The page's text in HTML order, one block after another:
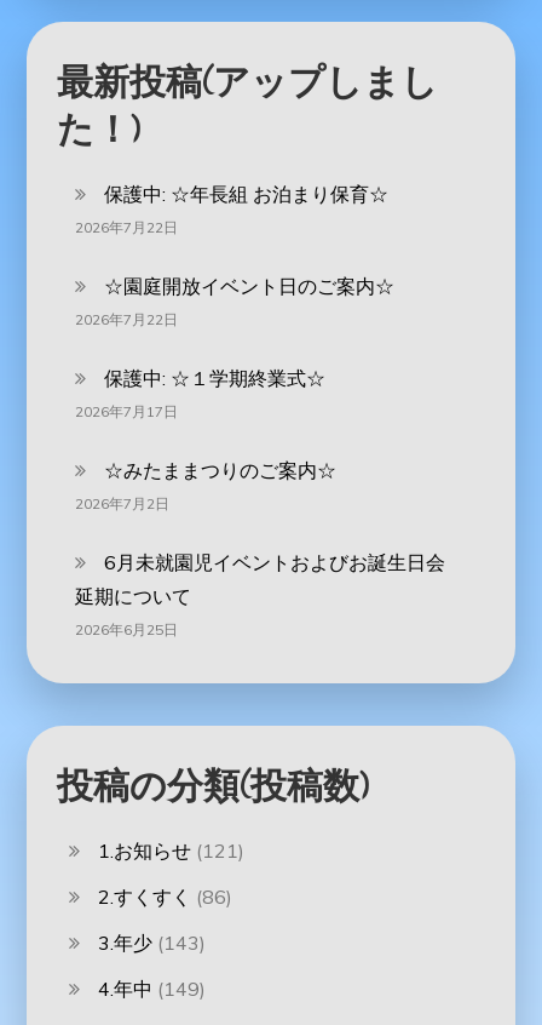
最新投稿(アップしまし
た！)
保護中: ‪☆年長組 お泊まり保育☆
2026年7月22日
☆園庭開放イベント日のご案内☆
2026年7月22日
保護中: ☆１学期終業式☆
2026年7月17日
☆みたままつりのご案内☆
2026年7月2日
6月未就園児イベントおよびお誕生日会
延期について
2026年6月25日
投稿の分類(投稿数)
1.お知らせ (121)
2.すくすく (86)
3.年少 (143)
4.年中 (149)